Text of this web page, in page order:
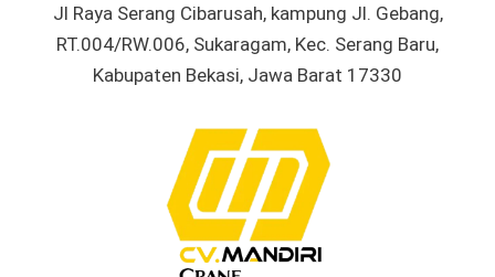
Jl Raya Serang Cibarusah, kampung Jl. Gebang,
RT.004/RW.006, Sukaragam, Kec. Serang Baru,
Kabupaten Bekasi, Jawa Barat 17330